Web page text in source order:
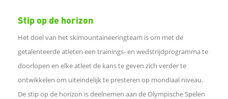
n
k
Stip op de horizon
Het doel van het skimountaineeringteam is om met de
getalenteerde atleten een trainings- en wedstrijdprogramma te
doorlopen en elke atleet de kans te geven zich verder te
ontwikkelen om uiteindelijk te presteren op mondiaal niveau.
De stip op de horizon is deelnemen aan de Olympische Spelen